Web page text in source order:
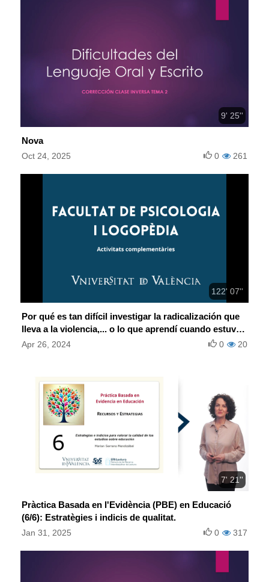
9' 25''
Nova
Oct 24, 2025 261
0
122' 07''
Por qué es tan difícil investigar la radicalización que
lleva a la violencia,... o lo que aprendí cuando estuve
en prisión
Apr 26, 2024 20
0
7' 21''
Pràctica Basada en l'Evidència (PBE) en Educació
(6/6): Estratègies i indicis de qualitat.
Jan 31, 2025 317
0